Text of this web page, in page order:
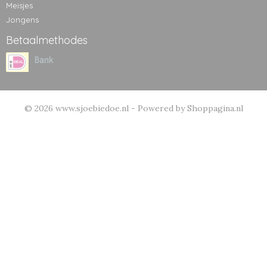
Meisjes
Jongens
Betaalmethodes
© 2026 www.sjoebiedoe.nl - Powered by Shoppagina.nl